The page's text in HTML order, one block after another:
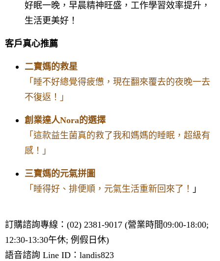
好眠一晚，早晨精神旺盛，工作學習效率提升，
生活更美好！
客戶真心推薦
二寶媽的救星
「睡不好總覺得疲憊，現在翻來覆去的夜晚一去
不復返！」
創業達人Nora的選擇
「這款益生菌真的救了我和媽媽的睡眠，超級有
感！」
三寶媽的元氣拼圖
「睡得好、排便順，元氣生活重新回來了！
」
訂購諮詢專線：(02) 2381-9017 (營業時間09:00-18:00;
12:30-13:30午休; 例假日休)
語音諮詢 Line ID：landis823